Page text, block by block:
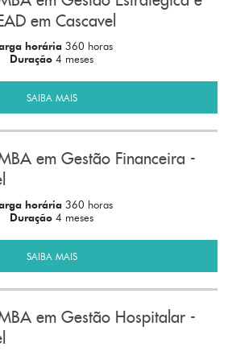
em Cascavel
horária 360 horas
Duração 4 meses
SAIBA MAIS
em Gestão Financeira -
horária 360 horas
Duração 4 meses
SAIBA MAIS
em Gestão Hospitalar -